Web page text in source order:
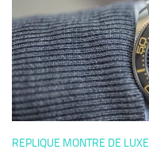
REPLIQUE MONTRE DE LUXE